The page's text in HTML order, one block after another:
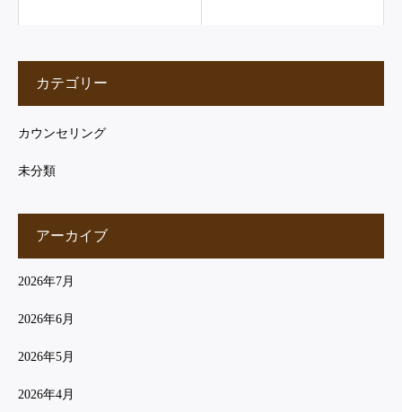
カテゴリー
カウンセリング
未分類
アーカイブ
2026年7月
2026年6月
2026年5月
2026年4月